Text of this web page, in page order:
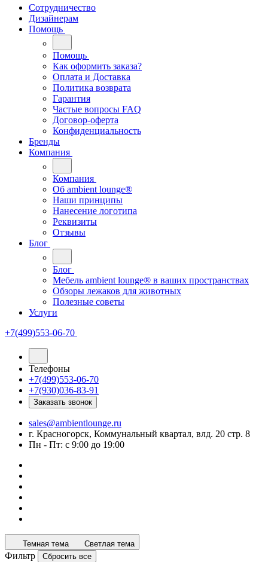
Сотрудничество
Дизайнерам
Помощь
Помощь
Как оформить заказа?
Оплата и Доставка
Политика возврата
Гарантия
Частые вопросы FAQ
Договор-оферта
Конфиденциальность
Бренды
Компания
Компания
Oб ambient lounge®
Наши принципы
Нанесение логотипа
Реквизиты
Отзывы
Блог
Блог
Мебель ambient lounge® в ваших пространствах
Обзоры лежаков для животных
Полезные советы
Услуги
+7(499)553-06-70
Телефоны
+7(499)553-06-70
+7(930)036-83-91
Заказать звонок
sales@ambientlounge.ru
г. Красногорск, Коммунальный квартал, влд. 20 стр. 8
Пн - Пт: с 9:00 до 19:00
Темная тема Светлая тема
Фильтр Сбросить все